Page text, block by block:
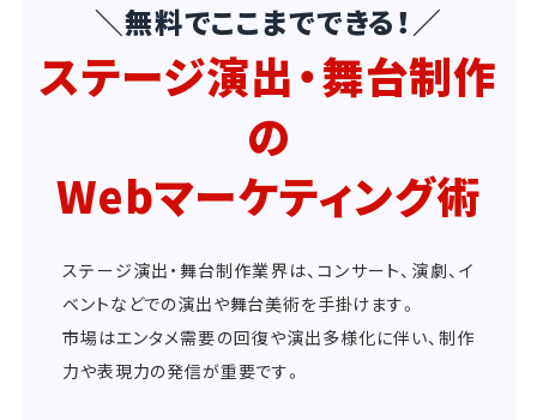
＼無料でここまでできる！／
ステージ演出・舞台制作
の
Webマーケティング術
ステージ演出・舞台制作業界は、コンサート、演劇、イ
ベントなどでの演出や舞台美術を手掛けます。
市場はエンタメ需要の回復や演出多様化に伴い、制作
力や表現力の発信が重要です。